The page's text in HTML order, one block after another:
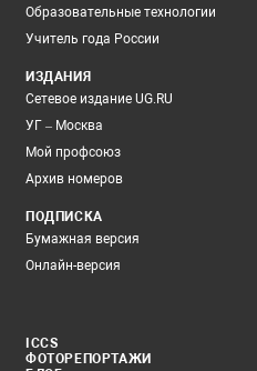
Образовательные технологии
Учитель года России
ИЗДАНИЯ
Сетевое издание UG.RU
УГ – Москва
Мой профсоюз
Архив номеров
ПОДПИСКА
Бумажная версия
Онлайн-версия
ICCS
ФОТОРЕПОРТАЖИ